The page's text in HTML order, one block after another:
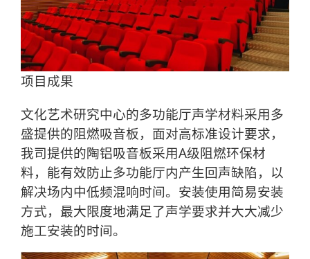
项目成果
文化艺术研究中心的多功能厅声学材料采用多
盛提供的阻燃吸音板，面对高标准设计要求，
我司提供的陶铝吸音板采用A级阻燃环保材
料，能有效防止多功能厅内产生回声缺陷，以
解决场内中低频混响时间。安装使用简易安装
方式，最大限度地满足了声学要求并大大减少
施工安装的时间。